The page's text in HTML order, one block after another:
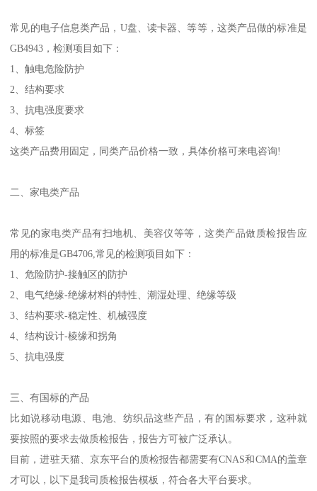
常见的电子信息类产品，U盘、读卡器、等等，这类产品做的标准是
GB4943，检测项目如下：
1、触电危险防护
2、结构要求
3、抗电强度要求
4、标签
这类产品费用固定，同类产品价格一致，具体价格可来电咨询!
二、家电类产品
常见的家电类产品有扫地机、美容仪等等，这类产品做质检报告应
用的标准是GB4706,常见的检测项目如下：
1、危险防护-接触区的防护
2、电气绝缘-绝缘材料的特性、潮湿处理、绝缘等级
3、结构要求-稳定性、机械强度
4、结构设计-棱缘和拐角
5、抗电强度
三、有国标的产品
比如说移动电源、电池、纺织品这些产品，有的国标要求，这种就
要按照的要求去做质检报告，报告方可被广泛承认。
目前，进驻天猫、京东平台的质检报告都需要有CNAS和CMA的盖章
才可以，以下是我司质检报告模板，符合各大平台要求。